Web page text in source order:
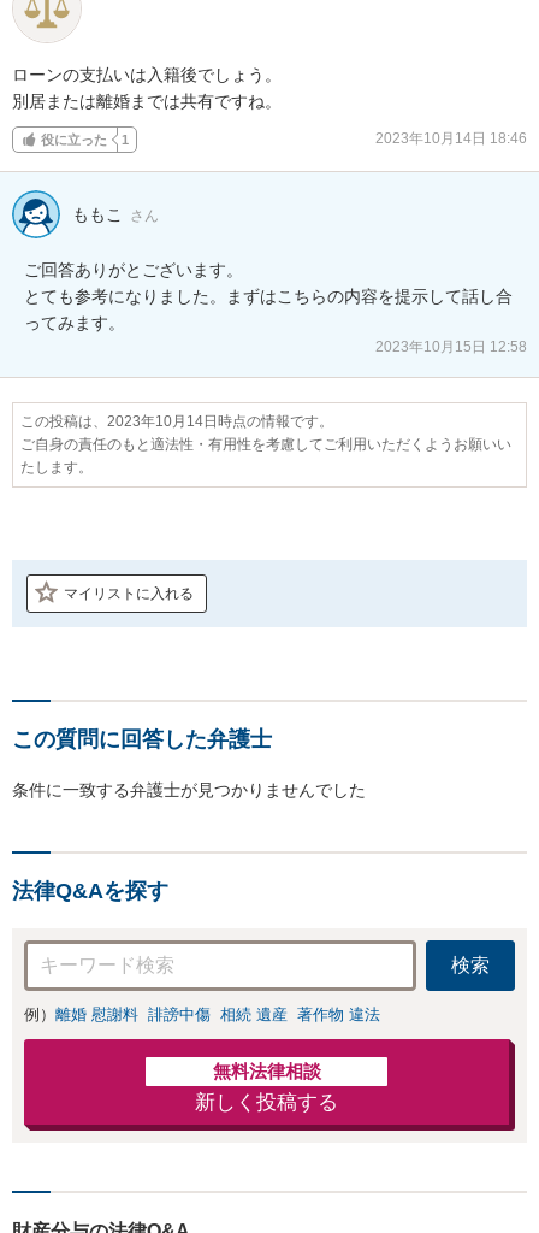
ローンの支払いは入籍後でしょう。
別居または離婚までは共有ですね。
役に立った 1 2023年10月14日 18:46
ももこ さん
ご回答ありがとございます。
とても参考になりました。まずはこちらの内容を提示して話し合
ってみます。
2023年10月15日 12:58
この投稿は、2023年10月14日時点の情報です。
ご自身の責任のもと適法性・有用性を考慮してご利用いただくようお願いい
たします。
マイリストに入れる
この質問に回答した弁護士
条件に一致する弁護士が見つかりませんでした
法律Q&Aを探す
検索
例） 離婚 慰謝料 誹謗中傷 相続 遺産 著作物 違法
無料法律相談
新しく投稿する